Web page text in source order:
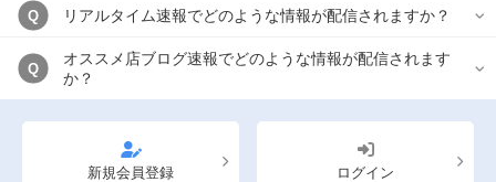
Q リアルタイム速報でどのような情報が配信されますか？
Q
オススメ店ブログ速報でどのような情報が配信されます
か？
新規会員登録 ログイン